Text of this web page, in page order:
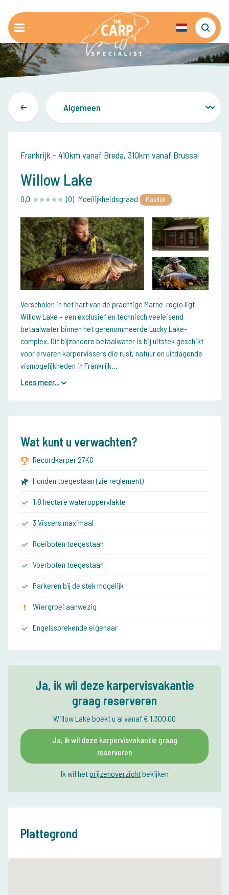
Frankrijk - 410km vanaf Breda, 310km vanaf Brussel
Willow Lake
0,0 (0) Moeilijkheidsgraad Moeilijk
Verscholen in het hart van de prachtige Marne-regio ligt
Willow Lake – een exclusief en technisch veeleisend
betaalwater binnen het gerenommeerde Lucky Lake-
complex. Dit bijzondere betaalwater is bij uitstek geschikt
voor ervaren karpervissers die rust, natuur en uitdagende
vismogelijkheden in Frankrijk...
Lees meer...
Wat kunt u verwachten?
Recordkarper 27KG
Honden toegestaan (zie reglement)
1,8 hectare wateroppervlakte
3 Vissers maximaal
Roeiboten toegestaan
Voerboten toegestaan
Parkeren bij de stek mogelijk
Wiergroei aanwezig
Engelssprekende eigenaar
Ja, ik wil deze karpervisvakantie
graag reserveren
Willow Lake boekt u al vanaf € 1.300,00
Ja, ik wil deze karpervisvakantie graag
reserveren
Ik wil hetprijzenoverzichtbekijken
Plattegrond